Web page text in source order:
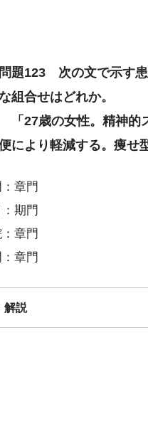
問題123 次の文で示す
組合せはどれか。
「27歳の女性。精神的
により軽減する。痩せ
章門
期門
章門
章門
解説